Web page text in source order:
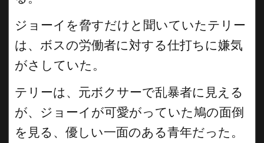
ジョーイを脅すだけと聞いていたテリー
は、ボスの労働者に対する仕打ちに嫌気
がさしていた。
テリーは、元ボクサーで乱暴者に見える
が、ジョーイが可愛がっていた鳩の面倒
を見る、優しい一面のある青年だった。